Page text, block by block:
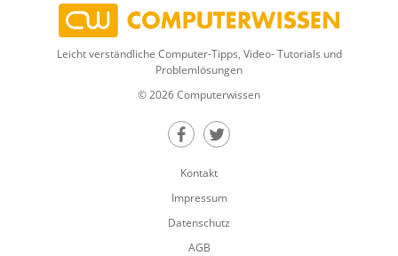
Leicht verständliche Computer-Tipps, Video- Tutorials und
Problemlösungen
© 2026 Computerwissen
Teilen auf Facebook
Teilen auf Twitter
Kontakt
Impressum
Datenschutz
AGB